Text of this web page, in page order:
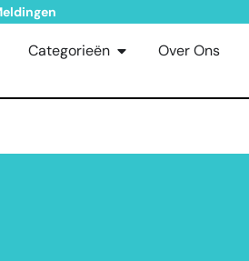
Categorieën Over Ons